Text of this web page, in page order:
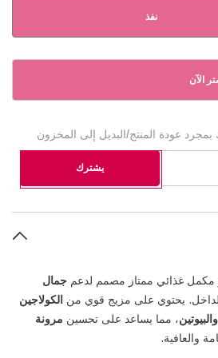
نفذ
الآن
عودة المنتج/البديل إلى المخزون
يشترك
مكمل غذائي ممتاز مصمم لدعمجمال
يحتوي على مزيج قوي من الكولاجين
، مما يساعد على تحسين مرونة
والعافية.